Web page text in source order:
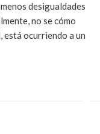
desigualdades
no se cómo
está ocurriendo a un